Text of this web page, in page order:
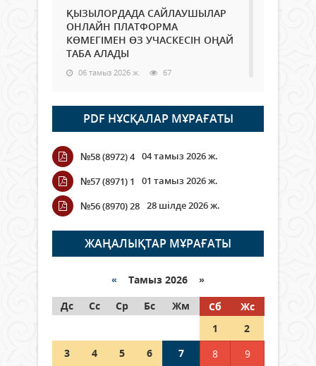
ҚЫЗЫЛОРДАДА САЙЛАУШЫЛАР
ОНЛАЙН ПЛАТФОРМА
КӨМЕГІМЕН ӨЗ УЧАСКЕСІН ОҢАЙ
ТАБА АЛАДЫ
06 тамыз 2026 ж. 67
Open Air: Қызылорда облысы
полиция департаменті 20
мыңнан астам көрерменнің
қауіпсіздігін қамтамасыз етті
06 тамыз 2026 ж.
Wi-Fi ҚАБЫРҒА АРҚЫЛЫ ҚАЛАЙ
ӨТЕДІ?
06 тамыз 2026 ж. 241
граждане Казахстана,
05 тамыз 2026 ж. 122
Шетелде жүрген Қазақстан
азаматтары қалай дауыс бере
PDF НҰСҚАЛАР МҰРАҒАТЫ
№58 (8972) 4 04 тамыз 2026 ж.
№57 (8971) 1
01 тамыз 2026 ж.
№56 (8970) 28 28 шілде 2026 ж.
ЖАҢАЛЫҚТАР МҰРАҒАТЫ
« Тамыз 2026 »
Дс
Сс Ср Бс Жм Сб
Жс
1
2
3
4 5 6 7 8
9